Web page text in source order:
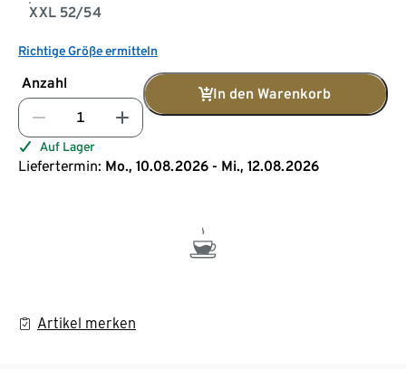
XXL 52/54
Richtige Größe ermitteln
Anzahl
In den Warenkorb
Auf Lager
Liefertermin: Mo., 10.08.2026 - Mi., 12.08.2026
Artikel merken